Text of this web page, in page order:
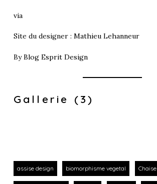
via
Site du designer : Mathieu Lehanneur
ByBlog Esprit Design
Gallerie (3)
assise design biomorphisme vegetal Chaise